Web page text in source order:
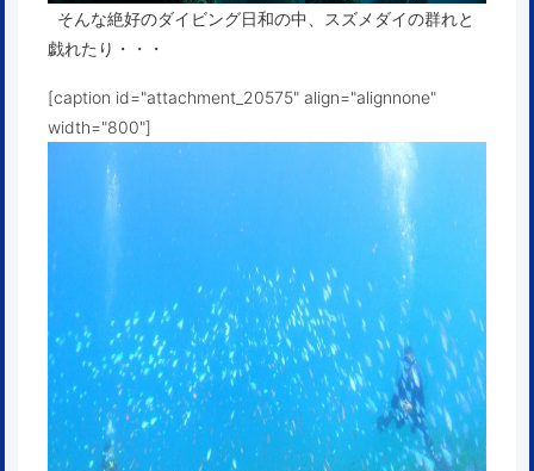
そんな絶好のダイビング日和の中、スズメダイの群れと
戯れたり・・・
[caption id="attachment_20575" align="alignnone"
width="800"]